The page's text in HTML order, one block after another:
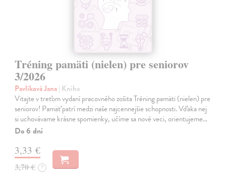
Tréning pamäti (nielen) pre seniorov
3/2026
Pavlíková Jana| Kniha
Vitajte v treťom vydaní pracovného zošita Tréning pamäti (nielen) pre
seniorov! Pamäť patrí medzi naše najcennejšie schopnosti. Vďaka nej
si uchovávame krásne spomienky, učíme sa nové veci, orientujeme…
Do 6 dní
3,33 €
3,70 € ?